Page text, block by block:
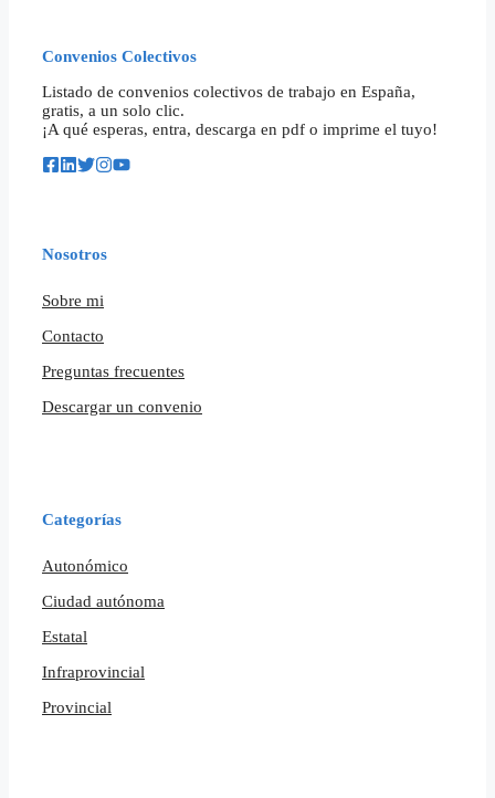
Convenios Colectivos
Listado de convenios colectivos de trabajo en España,
gratis, a un solo clic.
¡A qué esperas, entra, descarga en pdf o imprime el tuyo!
Nosotros
Sobre mi
Contacto
Preguntas frecuentes
Descargar un convenio
Categorías
Autonómico
Ciudad autónoma
Estatal
Infraprovincial
Provincial